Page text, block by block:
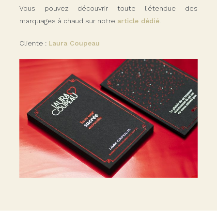
Vous pouvez découvrir toute l’étendue des
marquages à chaud sur notre article dédié.
Cliente : Laura Coupeau